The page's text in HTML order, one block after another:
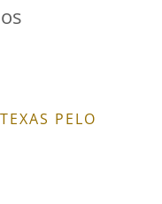
PELO